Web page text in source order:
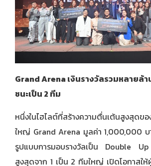
Grand Arena เงินรางวัลรวมหลายล้
ชนะเป็น 2 ทีม
หนึ่งในไฮไลต์ที่สร้างความตื่นเต้นสูงสุ
ใหญ่ Grand Arena มูลค่า 1,000,000
รูปแบบการมอบรางวัลเป็น Double
สูงสุดจาก 1 เป็น 2 ทีมใหญ่ เปิดโอกาสใ